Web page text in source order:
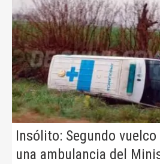
Insólito: Segundo
una ambulancia del